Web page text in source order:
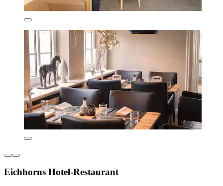
Eichhorns Hotel-Restaurant